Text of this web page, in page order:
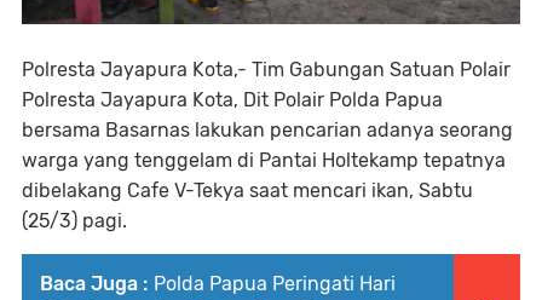
Polresta Jayapura Kota,- Tim Gabungan Satuan Polair
Polresta Jayapura Kota, Dit Polair Polda Papua
bersama Basarnas lakukan pencarian adanya seorang
warga yang tenggelam di Pantai Holtekamp tepatnya
dibelakang Cafe V-Tekya saat mencari ikan, Sabtu
(25/3) pagi.
Baca Juga : Polda Papua Peringati Hari